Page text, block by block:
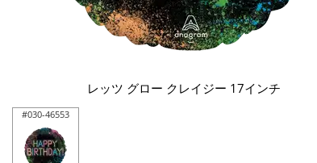
レッツ グロー クレイジー 17インチ
#030-46553